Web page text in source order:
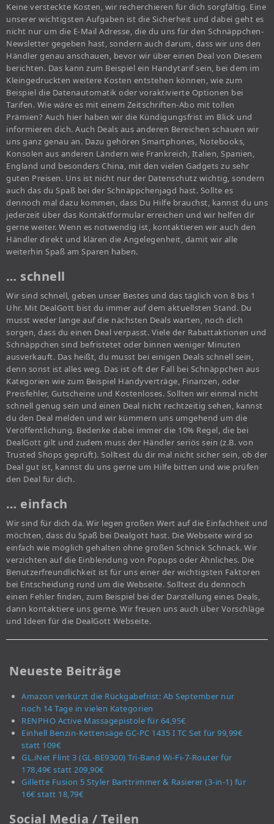
Keine versteckte Kosten, wir recherchieren für dich sorgfältig. Eine
unserer wichtigsten Aufgaben ist die Sicherheit und dabei geht es
nicht nur um die E-Mail Adresse, die du uns für den Schnäppchen-
Newsletter gegeben hast, sondern auch darum, dass wir uns den
Händler genau anschauen, bevor wir über einen Deal von Diesem
berichten. Das kann zum Beispiel ein Handytarif sein, bei dem im
Kleingedruckten weitere Kosten entstehen können, wie zum
Beispiel die Datenautomatik oder voraktivierte Optionen bei
Tarifen. Wie wäre es mit einem Zeitschriften-Abo mit tollen
Prämien? Auch hier haben wir die Kündigungsfrist im Blick und
informieren dich. Auch Deals aus anderen Bereichen schauen wir
uns ganz genau an. Dazu gehören Smartphones, Notebooks,
Konsolen aus anderen Ländern wie Frankreich, Italien, Spanien,
England und besonders China, mit den vielen Gadgets zu sehr
guten Preisen. Uns ist nicht nur der Datenschutz wichtig, sondern
auch das du Spaß bei der Schnäppchenjagd hast. Sollte es
dennoch mal dazu kommen, dass Du Hilfe brauchst, kannst du uns
jederzeit über das Kontaktformular erreichen und wir helfen dir
gerne weiter. Wenn es notwendig ist, kontaktieren wir auch den
Händler direkt und klären die Angelegenheit, damit wir alle
weiterhin Spaß am Sparen haben.
… schnell
Wir sind schnell, geben unser Bestes und das täglich von 8 bis 1
Uhr. Mit DealGott bist du immer auf dem aktuellsten Stand. Du
musst weder lange auf die nächsten Deals warten, noch dich
sorgen, dass du einen Deal verpasst. Viele der Rabattaktionen und
Schnäppchen sind befristetet oder binnen weniger Minuten
ausverkauft. Das heißt, du musst bei einigen Deals schnell sein,
denn sonst ist alles weg. Das ist oft der Fall bei Schnäppchen aus
Kategorien wie zum Beispiel Handyverträge, Finanzen, oder
Preisfehler, Gutscheine und Kostenloses. Sollten wir einmal nicht
schnell genug sein und einen Deal nicht rechtzeitig sehen, kannst
du den Deal melden und wir kümmern uns umgehend um die
Veröffentlichung. Bedenke dabei immer die 10% Regel, die bei
DealGott gilt und zudem muss der Händler seriös sein (z.B. von
Trusted Shops geprüft). Solltest du dir mal nicht sicher sein, ob der
Deal gut ist, kannst du uns gerne um Hilfe bitten und wie prüfen
den Deal für dich.
… einfach
Wir sind für dich da. Wir legen großen Wert auf die Einfachheit und
möchten, dass du Spaß bei Dealgott hast. Die Webseite wird so
einfach wie möglich gehalten ohne großen Schnick Schnack. Wir
verzichten auf die Einblendung von Popups oder Ähnliches. Die
Benutzerfreundlichkeit ist für uns einer der wichtigsten Faktoren
bei Entscheidung rund um die Webseite. Solltest du dennoch
einen Fehler finden, zum Beispiel bei der Darstellung eines Deals,
dann kontaktiere uns gerne. Wir freuen uns auch über Vorschläge
und Ideen für die DealGott Webseite.
Neueste Beiträge
Amazon verkürzt die Rückgabefrist: Ab September nur
noch 14 Tage in vielen Kategorien
RENPHO Active Massagepistole für 64,95€
Einhell Benzin-Kettensäge GC-PC 1435 I TC Set für 99,99€
statt 109€
GL.iNet Flint 3 (GL-BE9300) Tri-Band Wi-Fi-7-Router für
178,49€ statt 209,90€
Gillette Fusion 5 Styler Barttrimmer & Rasierer (3-in-1) für
16€ statt 18,79€
Social Media / Teilen